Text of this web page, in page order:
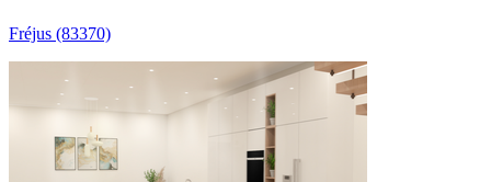
Fréjus (83370)